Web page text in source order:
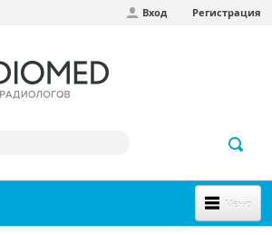
Вход Регистрация
Меню